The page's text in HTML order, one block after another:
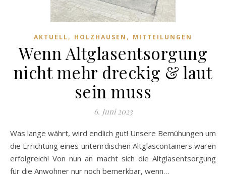
AKTUELL, HOLZHAUSEN , MITTEILUNGEN
Wenn Altglasentsorgung
nicht mehr dreckig & laut
sein muss
6. Juni 2023
Was lange währt, wird endlich gut! Unsere Bemühungen um
die Errichtung eines unterirdischen Altglascontainers waren
erfolgreich! Von nun an macht sich die Altglasentsorgung
für die Anwohner nur noch bemerkbar, wenn…